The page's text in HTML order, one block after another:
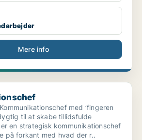
Mere info
med ’fingeren
til at skabe tillidsfulde
en strategisk kommunikationschef
på forkant med hvad der r..